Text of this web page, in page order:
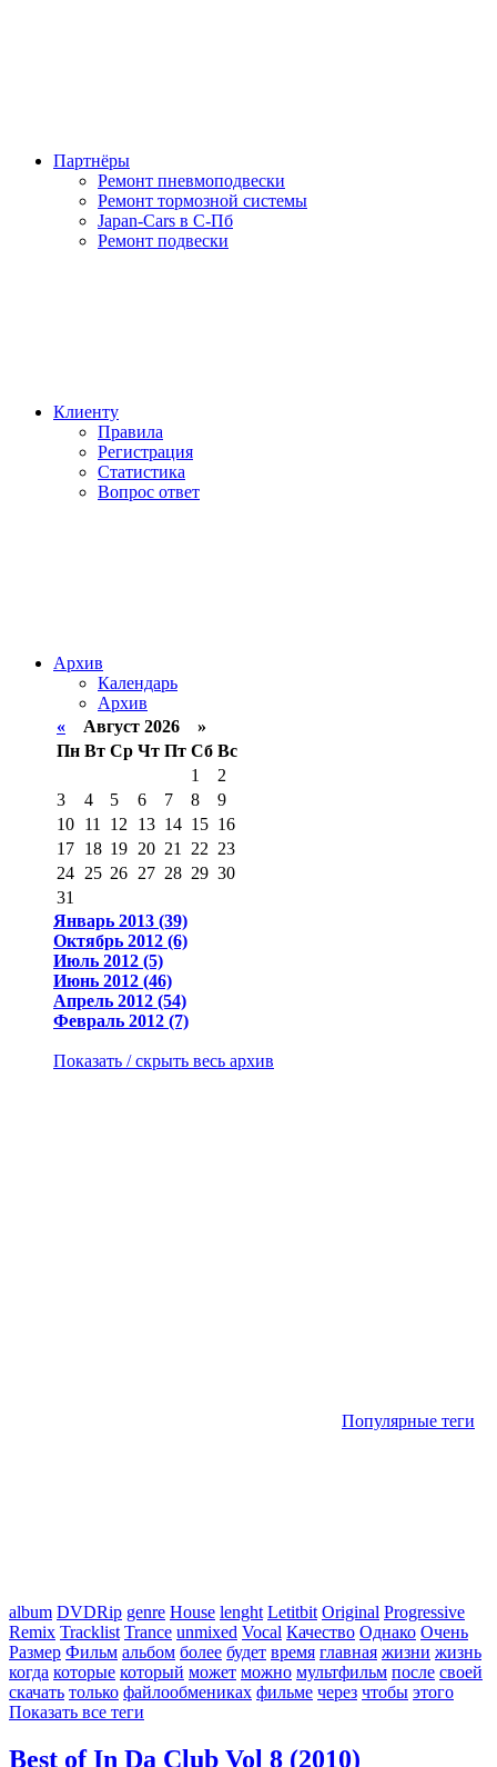
Партнёры
Ремонт пневмоподвески
Ремонт тормозной системы
Japan-Cars в С-Пб
Ремонт подвески
Клиенту
Правила
Регистрация
Статистика
Вопрос ответ
Архив
Календарь
Архив
« Август 2026 »
Пн Вт Ср Чт Пт Сб Вс
1
2
3
4 5 6 7 8
9
10 11 12 13 14 15 16
17 18 19 20 21 22 23
24 25 26 27 28 29 30
31
Январь 2013 (39)
Октябрь 2012 (6)
Июль 2012 (5)
Июнь 2012 (46)
Апрель 2012 (54)
Февраль 2012 (7)
Показать / скрыть весь архив
Популярные теги
album DVDRip genre House lenght Letitbit Original Progressive
Remix Tracklist Trance unmixed Vocal Качество Однако Очень
Размер Фильм альбом более будет время главная жизни жизнь
когда которые который может можно мультфильм после своей
скачать только файлообмениках фильме через чтобы этого
Показать все теги
Best of In Da Club Vol 8 (2010)